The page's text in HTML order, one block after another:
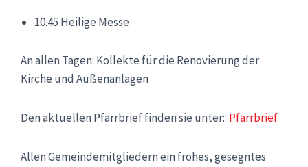
10.45 Heilige Messe
An allen Tagen: Kollekte für die Renovierung der
Kirche und Außenanlagen
Den aktuellen Pfarrbrief finden sie unter: Pfarrbrief
Allen Gemeindemitgliedern ein frohes, gesegntes